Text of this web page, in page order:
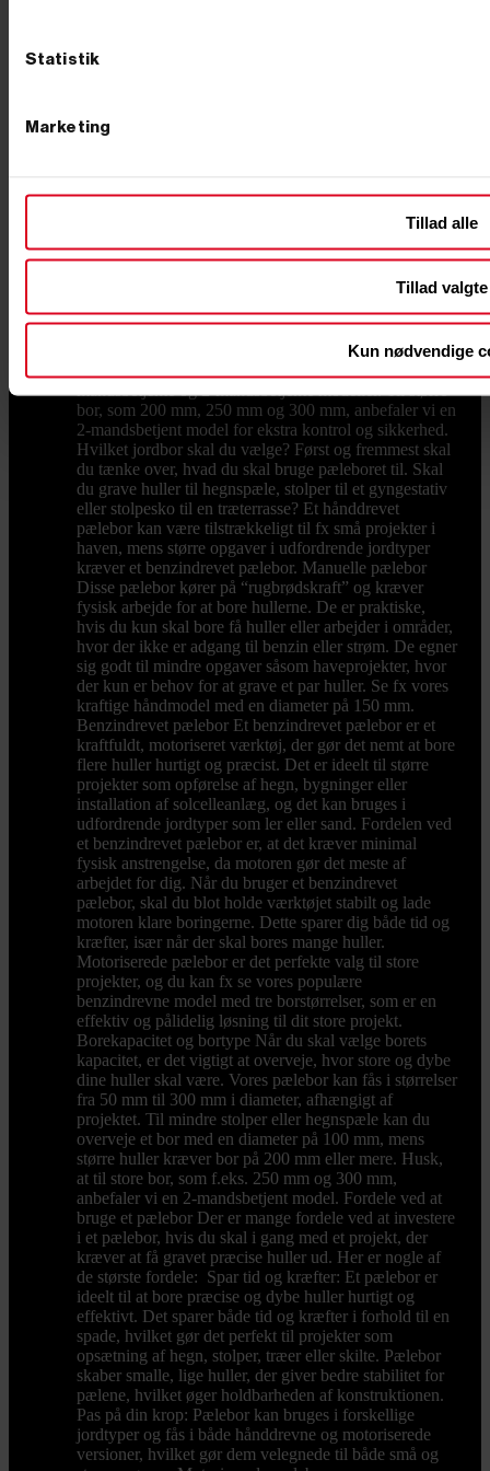
Statistik
Marketing
Tillad alle
Tillad valgte
Kun nødvendige
hånddrevet pælebor til mindre opgaver, har vi det rette
om pælebor nederst på siden eller gå på opdagelse
projektets omfang, jordens beskaffenhed og antallet af
huller, der skal graves. Uanset om du skal bruge et
benzindrevet pælebor til en større byggeopgave eller et
hånddrevet pælebor til mindre haveprojekter, kan du
typer, så du kan finde det perfekte værktøj til netop din
opgave. I vores webshop har vi også løse pælebor i
forskellige størrelser fra 50 mm til 300 mm i diameter
og med en længde på ca. 95 cm. Disse pælebor passer
bor, som 200 mm, 250 mm og 300 mm, anbefaler vi en
2-mandsbetjent model for ekstra kontrol og sikkerhed.
Hvilket jordbor skal du vælge? Først og fremmest skal
du tænke over, hvad du skal bruge pæleboret til. Skal
du grave huller til hegnspæle, stolper til et gyngestativ
eller stolpesko til en træterrasse? Et hånddrevet
pælebor kan være tilstrækkeligt til fx små projekter i
haven, mens større opgaver i udfordrende jordtyper
kræver et benzindrevet pælebor. Manuelle pælebor
Disse pælebor kører på “rugbrødskraft” og kræver
fysisk arbejde for at bore hullerne. De er praktiske,
hvis du kun skal bore få huller eller arbejder i områder,
hvor der ikke er adgang til benzin eller strøm. De egner
sig godt til mindre opgaver såsom haveprojekter, hvor
der kun er behov for at grave et par huller. Se fx vores
kraftige håndmodel med en diameter på 150 mm.
Benzindrevet pælebor Et benzindrevet pælebor er et
kraftfuldt, motoriseret værktøj, der gør det nemt at bore
flere huller hurtigt og præcist. Det er ideelt til større
projekter som opførelse af hegn, bygninger eller
installation af solcelleanlæg, og det kan bruges i
udfordrende jordtyper som ler eller sand. Fordelen ved
et benzindrevet pælebor er, at det kræver minimal
fysisk anstrengelse, da motoren gør det meste af
arbejdet for dig. Når du bruger et benzindrevet
pælebor, skal du blot holde værktøjet stabilt og lade
motoren klare boringerne. Dette sparer dig både tid og
kræfter, især når der skal bores mange huller.
Motoriserede pælebor er det perfekte valg til store
projekter, og du kan fx se vores populære
benzindrevne model med tre borstørrelser, som er en
effektiv og pålidelig løsning til dit store projekt.
Borekapacitet og bortype Når du skal vælge borets
kapacitet, er det vigtigt at overveje, hvor store og dybe
dine huller skal være. Vores pælebor kan fås i størrelser
fra 50 mm til 300 mm i diameter, afhængigt af
projektet. Til mindre stolper eller hegnspæle kan du
overveje et bor med en diameter på 100 mm, mens
større huller kræver bor på 200 mm eller mere. Husk,
at til store bor, som f.eks. 250 mm og 300 mm,
anbefaler vi en 2-mandsbetjent model. Fordele ved at
bruge et pælebor Der er mange fordele ved at investere
i et pælebor, hvis du skal i gang med et projekt, der
kræver at få gravet præcise huller ud. Her er nogle af
de største fordele: Spar tid og kræfter: Et pælebor er
ideelt til at bore præcise og dybe huller hurtigt og
effektivt. Det sparer både tid og kræfter i forhold til en
spade, hvilket gør det perfekt til projekter som
opsætning af hegn, stolper, træer eller skilte. Pælebor
skaber smalle, lige huller, der giver bedre stabilitet for
pælene, hvilket øger holdbarheden af konstruktionen.
Pas på din krop: Pælebor kan bruges i forskellige
jordtyper og fås i både hånddrevne og motoriserede
versioner, hvilket gør dem velegnede til både små og